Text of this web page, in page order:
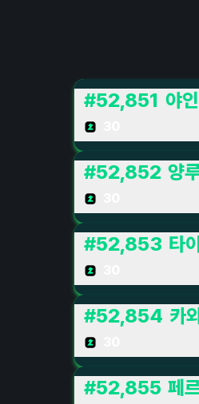
#52,851 야
#52,852 양
#52,853 타
#52,854 카
#52,855 페